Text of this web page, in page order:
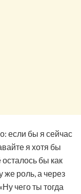
если бы я сейчас
я хотя бы
бы как
же роль, а через
чего ты тогда